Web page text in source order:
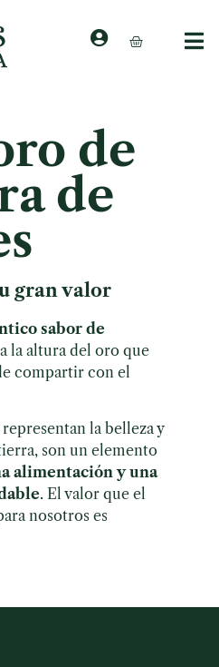
de
de
gran valor
sabor de
la altura del oro que
compartir con el
la belleza y
son un elemento
alimentación y una
. El valor que el
nosotros es